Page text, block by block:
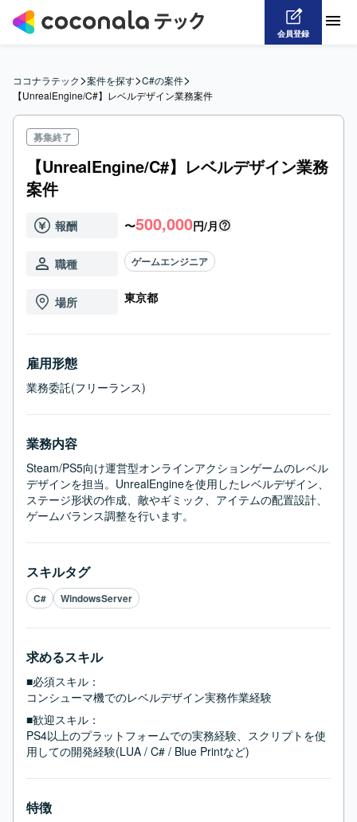
会員登録
ココナラテック>案件を探す>C#の案件>
【UnrealEngine/C#】レベルデザイン業務案件
募集終了
【UnrealEngine/C#】レベルデザイン業務
案件
報酬 〜500,000円/月
職種 ゲームエンジニア
場所 東京都
雇用形態
業務委託(フリーランス)
業務内容
Steam/PS5向け運営型オンラインアクションゲームのレベル
デザインを担当。UnrealEngineを使用したレベルデザイン、
ステージ形状の作成、敵やギミック、アイテムの配置設計、
ゲームバランス調整を行います。
スキルタグ
C# WindowsServer
求めるスキル
■必須スキル：
コンシューマ機でのレベルデザイン実務作業経験
■歓迎スキル：
PS4以上のプラットフォームでの実務経験、スクリプトを使
用しての開発経験(LUA / C# / Blue Printなど)
特徴